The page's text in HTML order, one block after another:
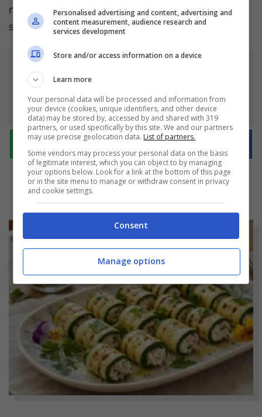
miglior forma di tutela per chi ha a cuore la propria
salute e quella della propria famiglia.
Ti è piaciuto l'articolo?
Condividilo
Personalised advertising and content, advertising and
content measurement, audience research and
services development
Store and/or access information on a device
Learn more
Your personal data will be processed and information from
your device (cookies, unique identifiers, and other device
data) may be stored by, accessed by and shared with 319
partners, or used specifically by this site. We and our partners
may use precise geolocation data. List of partners.
Some vendors may process your personal data on the basis
of legitimate interest, which you can object to by managing
your options below. Look for a link at the bottom of this page
or in the site menu to manage or withdraw consent in privacy
and cookie settings.
Consent
Manage options